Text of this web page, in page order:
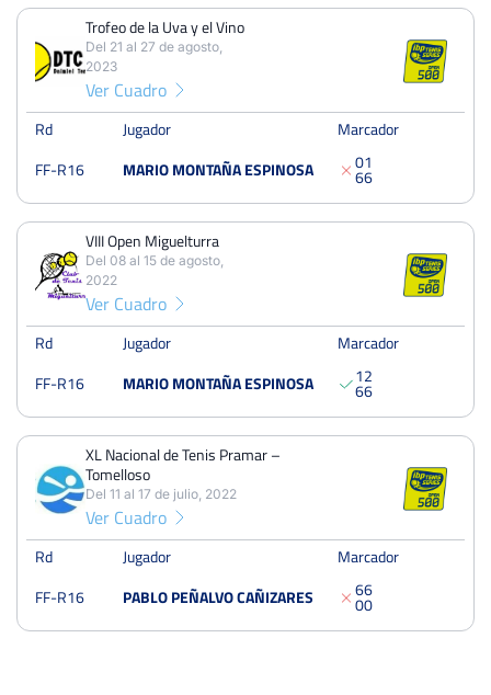
VIII Open Miguelturra
Del 21 al 27 de julio, 2025
Dieciseisavos
Trofeo de la Uva y el Vino
Del 21 al 27 de agosto, 2023
Dieciseisavos
VIII Open Miguelturra
Dieciseisavos
XL Nacional de Tenis Pramar – Tomelloso
Del 11 al 17 de julio, 2022
Dieciseisavos
artificial
Trofeo de la Uva y el Vino
Del 21 al 27 de agosto,
2023
Ver Cuadro
Rd Jugador
Marcador
FF-R16
MARIO MONTAÑA ESPINOSA 0
6
1
6
VIII Open Miguelturra
Del 08 al 15 de agosto,
2022
Ver Cuadro
Rd Jugador
Marcador
FF-R16
MARIO MONTAÑA ESPINOSA 1
6
2
6
XL Nacional de Tenis Pramar –
Tomelloso
Del 11 al 17 de julio, 2022
Ver Cuadro
Rd Jugador
Marcador
FF-R16
PABLO PEÑALVO CAÑIZARES 6
0
6
0